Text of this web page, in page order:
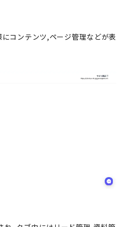
にコンテンツ,ページ管理などが表